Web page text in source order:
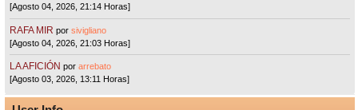
[Agosto 04, 2026, 21:14 Horas]
RAFA MIR porsivigliano
[Agosto 04, 2026, 21:03 Horas]
LA AFICIÓN porarrebato
[Agosto 03, 2026, 13:11 Horas]